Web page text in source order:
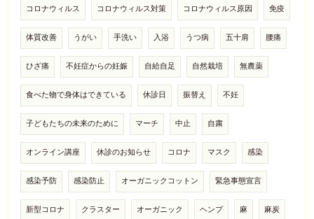
コロナウィルス コロナウィルス対策 コロナウィルス原因 免疫
体質改善 うがい 手洗い 入浴 うつ病 五十肩 腰痛
ひざ痛 不妊症からの妊娠 自給自足 自然栽培 無農薬
食べた物で身体はできている 休診日 振替え 不妊
子どもたちの未来のために マーチ 中止 自粛
オンライン講座 休診のお知らせ コロナ マスク 感染
感染予防 感染防止 オーガニックコットン 緊急事態宣言
新型コロナ クラスター オーガニック ヘンプ 麻 麻炭